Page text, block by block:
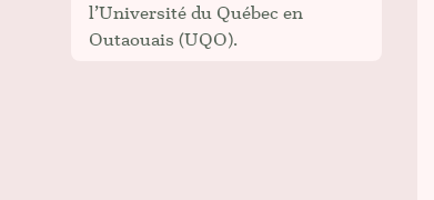
l’Université du Québec en
Outaouais (UQO).